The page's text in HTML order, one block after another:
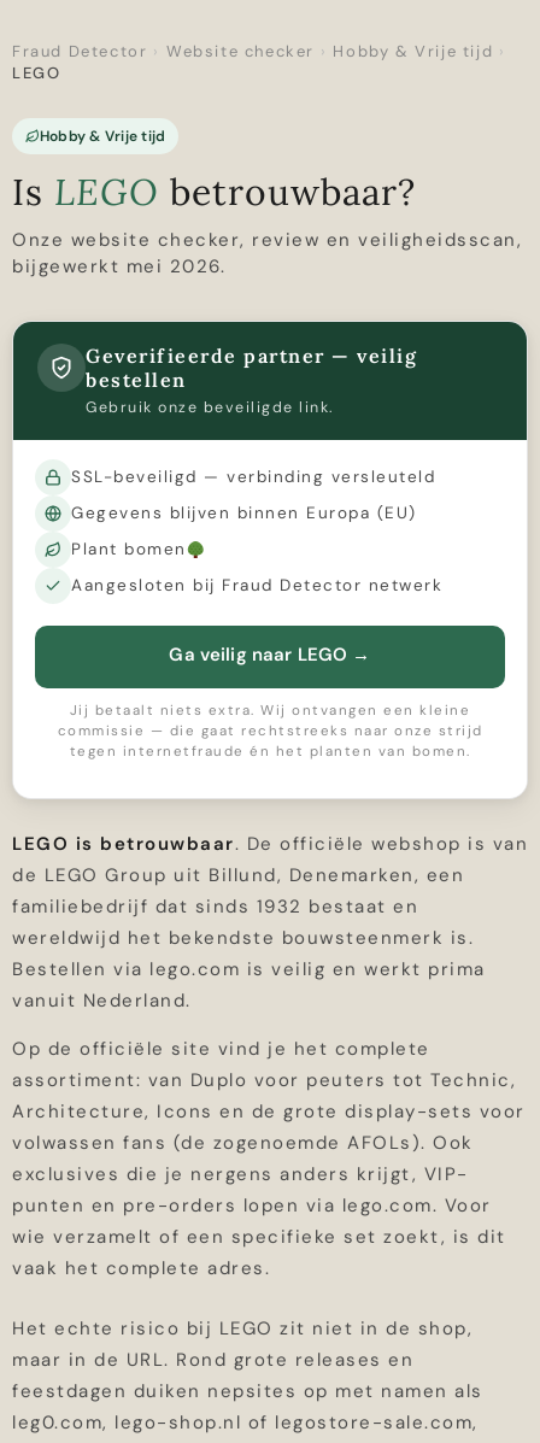
Fraud Detector › Website checker › Hobby & Vrije tijd ›
LEGO
Hobby & Vrije tijd
Is LEGO betrouwbaar?
Onze website checker, review en veiligheidsscan,
bijgewerkt mei 2026.
Geverifieerde partner — veilig
bestellen
Gebruik onze beveiligde link.
SSL-beveiligd — verbinding versleuteld
Gegevens blijven binnen Europa (EU)
Plant bomen
Aangesloten bij Fraud Detector netwerk
Ga veilig naar LEGO →
Jij betaalt niets extra. Wij ontvangen een kleine
commissie — die gaat rechtstreeks naar onze strijd
tegen internetfraude én het planten van bomen.
LEGO is betrouwbaar. De officiële webshop is van
de LEGO Group uit Billund, Denemarken, een
familiebedrijf dat sinds 1932 bestaat en
wereldwijd het bekendste bouwsteenmerk is.
Bestellen via lego.com is veilig en werkt prima
vanuit Nederland.
Op de officiële site vind je het complete
assortiment: van Duplo voor peuters tot Technic,
Architecture, Icons en de grote display-sets voor
volwassen fans (de zogenoemde AFOLs). Ook
exclusives die je nergens anders krijgt, VIP-
punten en pre-orders lopen via lego.com. Voor
wie verzamelt of een specifieke set zoekt, is dit
vaak het complete adres.
Het echte risico bij LEGO zit niet in de shop,
maar in de URL. Rond grote releases en
feestdagen duiken nepsites op met namen als
leg0.com, lego-shop.nl of legostore-sale.com,